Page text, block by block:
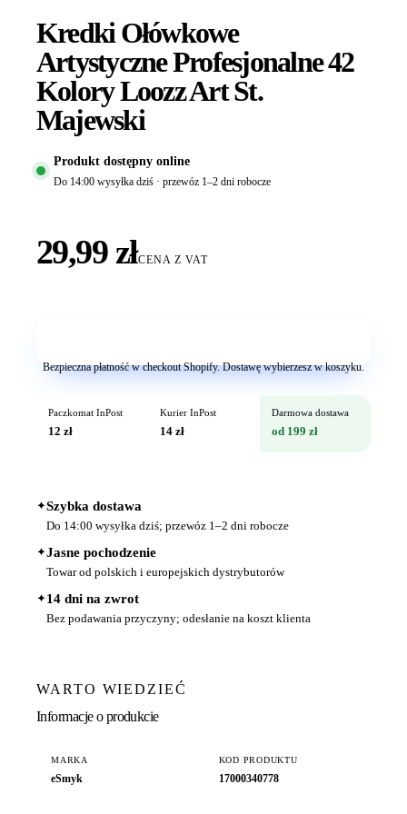
Kredki Ołówkowe
Artystyczne Profesjonalne 42
Kolory Loozz Art St.
Majewski
Produkt dostępny online
Do 14:00 wysyłka dziś · przewóz 1–2 dni robocze
29,99 złCENA Z VAT
Bezpieczna płatność w checkout Shopify. Dostawę wybierzesz w koszyku.
Paczkomat InPost
12 zł
Kurier InPost
14 zł
Darmowa dostawa
od 199 zł
✦Szybka dostawa
Do 14:00 wysyłka dziś; przewóz 1–2 dni robocze
✦Jasne pochodzenie
Towar od polskich i europejskich dystrybutorów
✦14 dni na zwrot
Bez podawania przyczyny; odesłanie na koszt klienta
WARTO WIEDZIEĆ
Informacje o produkcie
MARKA
eSmyk
KOD PRODUKTU
17000340778